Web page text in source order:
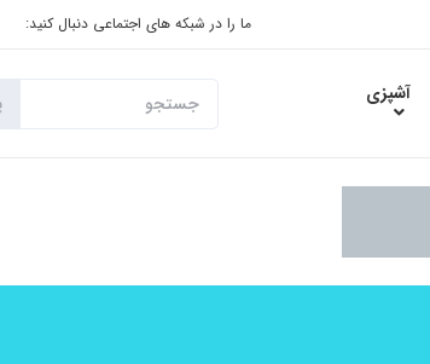
ما را در شبکه های اجتماعی دنبال کنید:
آشپزی